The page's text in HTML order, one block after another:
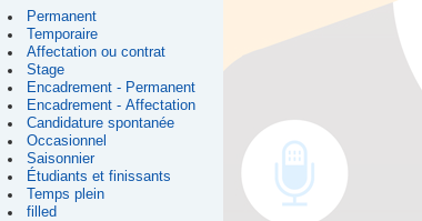
Permanent
Temporaire
Affectation ou contrat
Stage
Encadrement - Permanent
Encadrement - Affectation
Candidature spontanée
Occasionnel
Saisonnier
Étudiants et finissants
Temps plein
filled